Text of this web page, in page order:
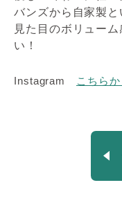
バンズから自家製
見た目のボリュー
い！
Instagram こちらか